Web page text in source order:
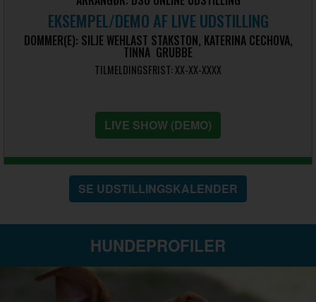
EKSEMPEL/DEMO AF LIVE UDSTILLING
DOMMER(E): SILJE WEHLAST STAKSTON, KATERINA CECHOVA,
TINNA GRUBBE
TILMELDINGSFRIST: XX-XX-XXXX
LIVE SHOW (DEMO)
SE UDSTILLINGSKALENDER
HUNDEPROFILER